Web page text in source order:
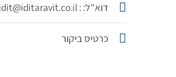
דוא"ל: : idit@iditaravit.co.il
כרטיס ביקור